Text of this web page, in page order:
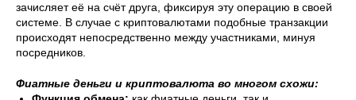
зачисляет её на счёт друга, фиксируя эту операцию в своей
системе. В случае с криптовалютами подобные транзакции
происходят непосредственно между участниками, минуя
посредников.
Фиатные деньги и криптовалюта во многом схожи: